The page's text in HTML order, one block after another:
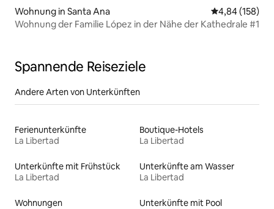
Wohnung in Santa Ana
4,84 (158)
Wohnung der Familie López in der Nähe der Kathedrale #1
Spannende Reiseziele
Andere Arten von Unterkünften
Ferienunterkünfte
La Libertad
Boutique-Hotels
La Libertad
Unterkünfte mit Frühstück
La Libertad
Unterkünfte am Wasser
La Libertad
Wohnungen
Unterkünfte mit Pool